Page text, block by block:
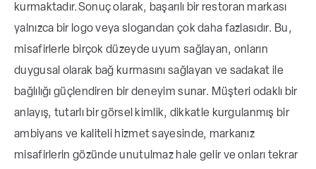
kurmaktadır.Sonuç olarak, başarılı bir restoran markası
yalnızca bir logo veya slogandan çok daha fazlasıdır. Bu,
misafirlerle birçok düzeyde uyum sağlayan, onların
duygusal olarak bağ kurmasını sağlayan ve sadakat ile
bağlılığı güçlendiren bir deneyim sunar. Müşteri odaklı bir
anlayış, tutarlı bir görsel kimlik, dikkatle kurgulanmış bir
ambiyans ve kaliteli hizmet sayesinde, markanız
misafirlerin gözünde unutulmaz hale gelir ve onları tekrar